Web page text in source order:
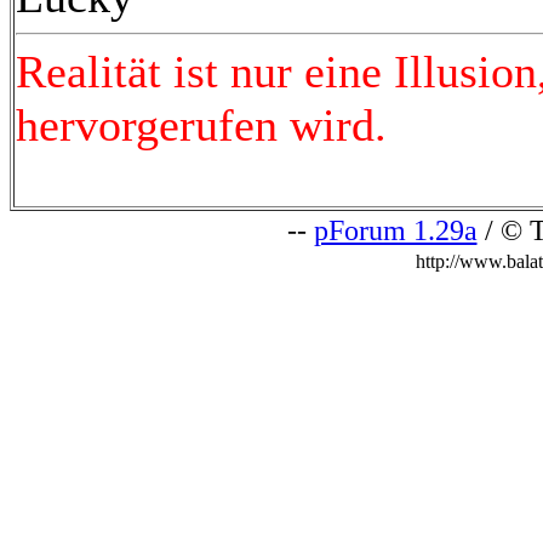
Realität ist nur eine
hervorgerufen wird.
-- pForum 1.29a / ©
http://